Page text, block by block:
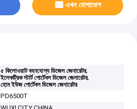
এখন যোগাযোগ
৫ কিলোওয়াট বহনযোগ্য ডিজেল জেনারেটর,
ইলেকট্রিক স্টার্ট পোর্টেবল ডিজেল জেনারেটর,
হোম ইউজ পোর্টেবল ডিজেল জেনারেটর
PD6500T